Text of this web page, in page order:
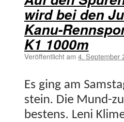
wird bei den
Kanu-
K1 1000m
Veröffentlicht am 4. September
Es ging am
stein. Die Mund-
bestens. Leni